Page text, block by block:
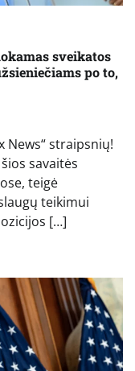
sveikatos
po to,
News“ straipsnių!
savaitės
teigė
teikimui
[…]